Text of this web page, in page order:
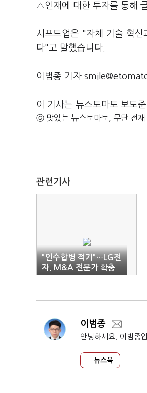
△인재에 대한 투자를 통해
시프트업은 "자체 기술 혁
다"고 말했습니다.
이범종 기자
이 기사는 뉴스토마토 보도
ⓒ 맛있는 뉴스토마토, 무단 전재
관련기사
"인수합병 적기"…LG전
자, M&A 전문가 확충
이범종
안녕하세요, 이범종
뉴스북